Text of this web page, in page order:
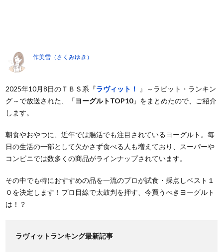
作美雪（さくみゆき）
2025年10月8日のＴＢＳ系『ラヴィット！
』～ラビット・ランキン
グ～で放送された、「ヨーグルトTOP10」をまとめたので、ご紹介
します。
朝食やおやつに、近年では腸活でも注目されているヨーグルト。毎
日の生活の一部として欠かさず食べる人も増えており、スーパーや
コンビニでは数多くの商品がラインナップされています。
その中でも特におすすめの品を一流のプロが試食・採点しベスト１
０を決定します！プロ目線で太鼓判を押す、今買うべきヨーグルト
は！？
ラヴィットランキング最新記事